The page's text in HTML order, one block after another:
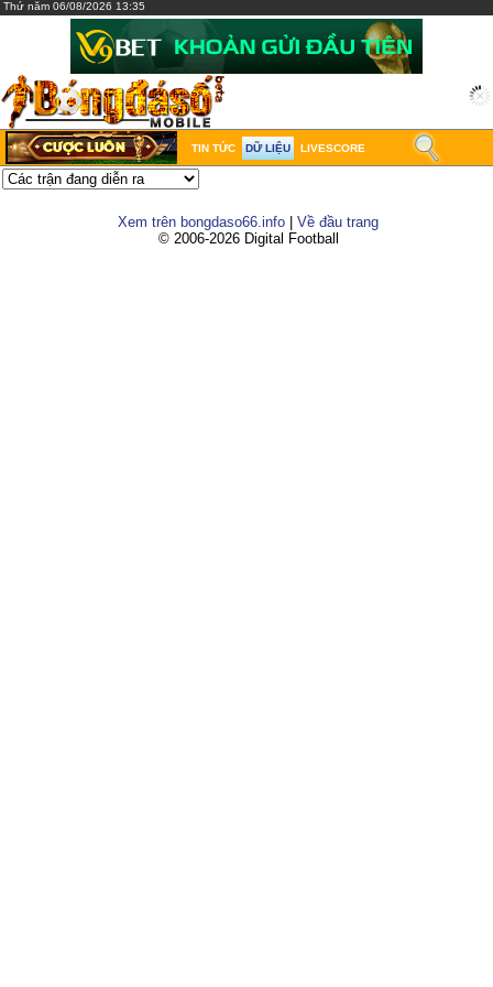
Thứ năm 06/08/2026 13:35
TIN TỨC DỮ LIỆU LIVESCORE
Xem trên bongdaso66.info
Về đầu trang
© 2006-2026 Digital Football